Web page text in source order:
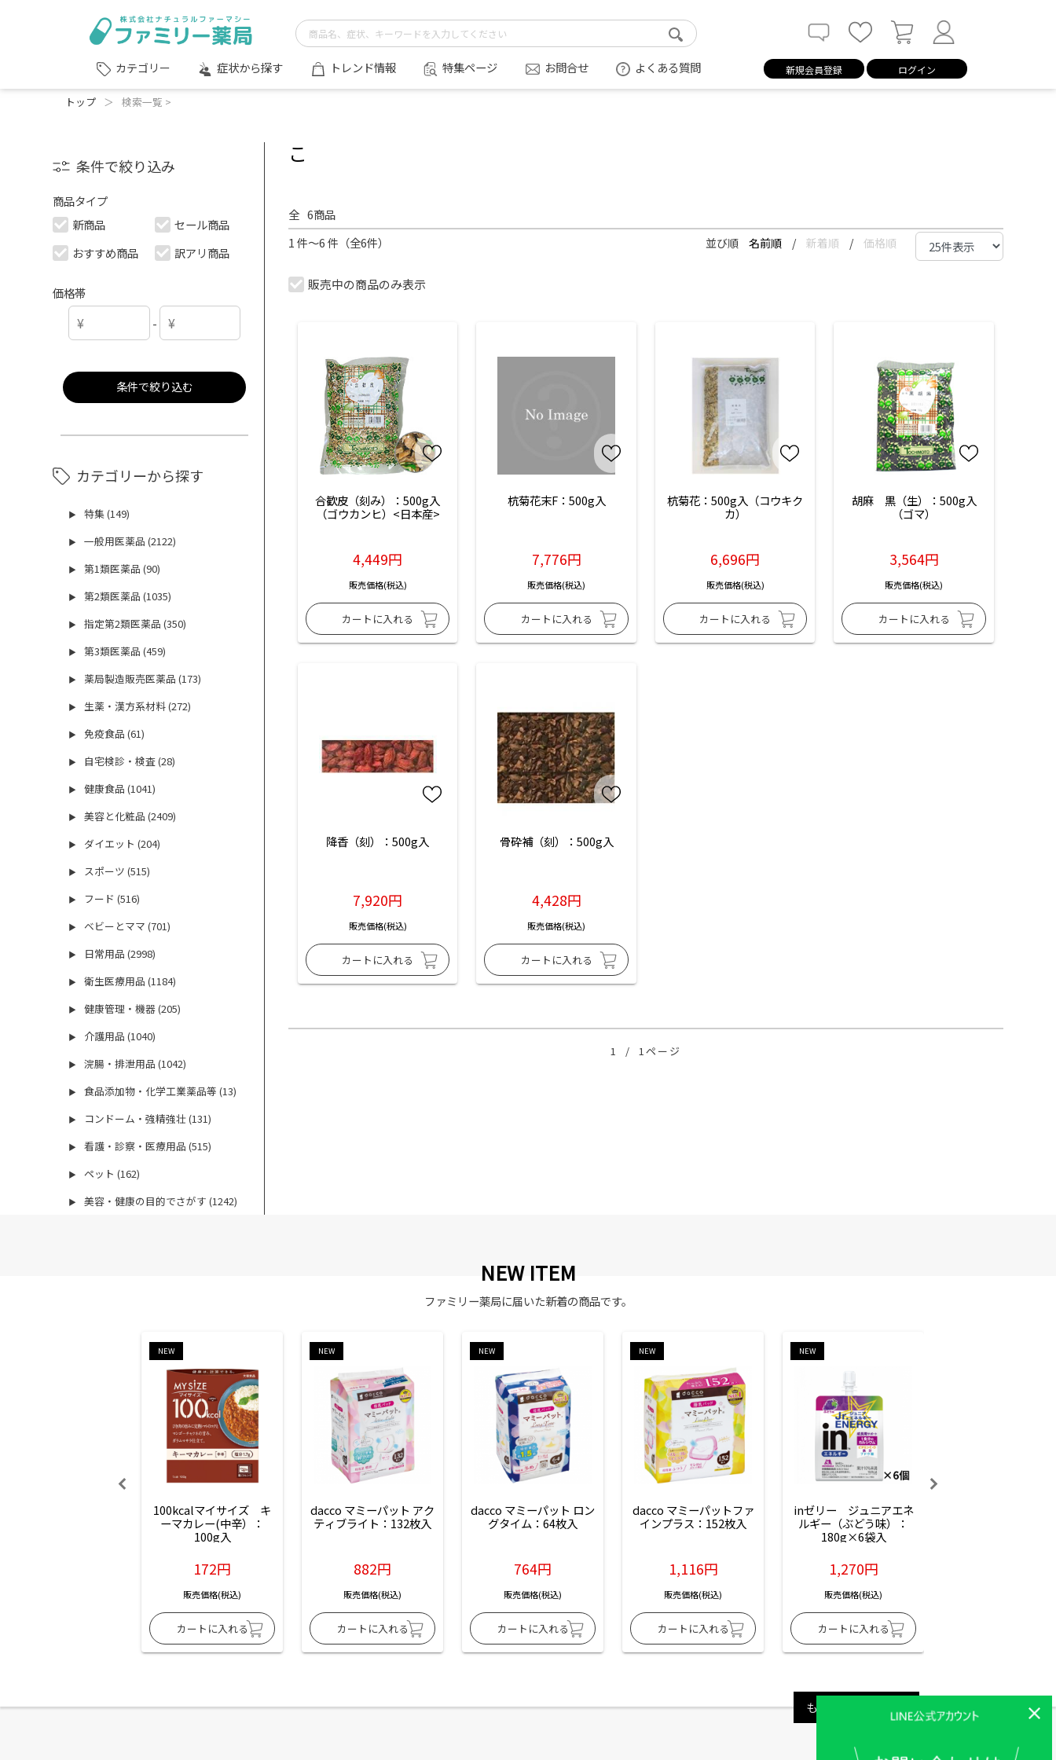
カテゴリー 症状から探す トレンド情報 特集ページ お問合せ よくある質問 新規会員登録 ログイン
トップ ＞ 検索一覧 >
条件で絞り込み
商品タイプ
新商品
セール商品
おすすめ商品
訳アリ商品
価格帯
-
条件で絞り込む
カテゴリーから探す
▶ 特集 (149)
▶ 一般用医薬品 (2122)
▶ 第1類医薬品 (90)
▶ 第2類医薬品 (1035)
▶ 指定第2類医薬品 (350)
▶ 第3類医薬品 (459)
▶ 薬局製造販売医薬品 (173)
▶ 生薬・漢方系材料 (272)
▶ 免疫食品 (61)
▶ 自宅検診・検査 (28)
▶ 健康食品 (1041)
▶ 美容と化粧品 (2409)
▶ ダイエット (204)
▶ スポーツ (515)
▶ フード (516)
▶ ベビーとママ (701)
▶ 日常用品 (2998)
▶ 衛生医療用品 (1184)
▶ 健康管理・機器 (205)
▶ 介護用品 (1040)
▶ 浣腸・排泄用品 (1042)
▶ 食品添加物・化学工業薬品等 (13)
▶ コンドーム・強精強壮 (131)
▶ 看護・診察・医療用品 (515)
▶ ペット (162)
▶ 美容・健康の目的でさがす (1242)
こ
全 6商品
1 件～6 件（全6件）
並び順 名前順 / 新着順 / 価格順
販売中の商品のみ表示
合歓皮（刻み）：500g入
（ゴウカンヒ）<日本産>
4,449円
販売価格(税込)
杭菊花末F：500g入
7,776円
販売価格(税込)
杭菊花：500g入（コウキク
カ）
6,696円
販売価格(税込)
胡麻　黒（生）：500g入
（ゴマ）
3,564円
販売価格(税込)
降香（刻）：500g入
7,920円
販売価格(税込)
骨砕補（刻）：500g入
4,428円
販売価格(税込)
1 / 1ページ
NEW ITEM
ファミリー薬局に届いた新着の商品です。
NEW
100kcalマイサイズ　キ
ーマカレー(中辛）：
100g入
172円
販売価格(税込)
NEW
dacco マミーパット アク
ティブライト：132枚入
882円
販売価格(税込)
NEW
dacco マミーパット ロン
グタイム：64枚入
764円
販売価格(税込)
NEW
dacco マミーパットファ
インプラス：152枚入
1,116円
販売価格(税込)
NEW
inゼリー　ジュニアエネ
ルギー（ぶどう味）：
180g×6袋入
1,270円
販売価格(税込)
もっと見る